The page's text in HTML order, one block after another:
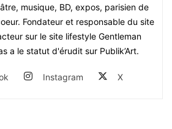
musique, BD, expos, parisien de
Fondateur et responsable du site
sur le site lifestyle Gentleman
a le statut d'érudit sur Publik’Art.
Instagram X